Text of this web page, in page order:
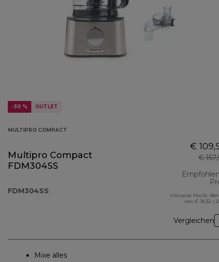
-30 % OUTLET
MULTIPRO COMPACT
Multipro Compact
FDM304SS
FDM304SS
€
€
Inklusive MwSt.-
von € 18,32 (
Vergleichen
Mixe alles